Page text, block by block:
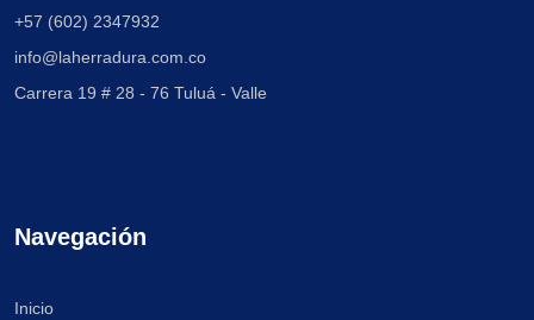
+57 (602) 2347932
info@laherradura.com.co
Carrera 19 # 28 - 76 Tuluá - Valle
Navegación
Inicio